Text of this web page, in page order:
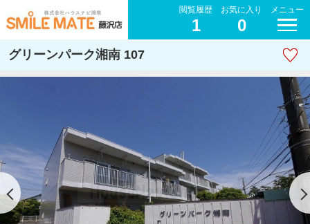
閲覧履歴
1
お気に入り
0
メニュー
グリーンパーク湘南 107